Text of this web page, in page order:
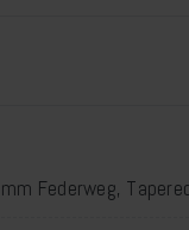
Federweg,